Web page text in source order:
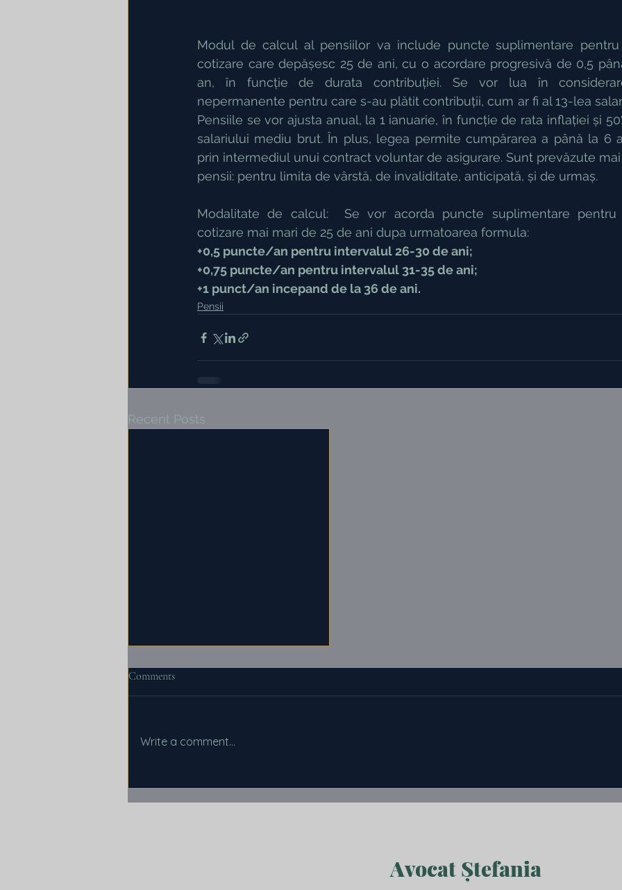
Modul de calcul al pensiilor va include puncte suplimentare
cotizare care depășesc 25 de ani, cu o acordare progresivă de 0,5
an, în funcție de durata contribuției. Se vor lua în
nepermanente pentru care s-au plătit contribuții, cum ar fi al 13-lea
Pensiile se vor ajusta anual, la 1 ianuarie, în funcție de rata inflației și
salariului mediu brut. În plus, legea permite cumpărarea a până la 6
prin intermediul unui contract voluntar de asigurare. Sunt prevăzute
pensii: pentru limita de vârstă, de invaliditate, anticipată, și de urmaș.
Modalitate de calcul:  Se vor acorda puncte suplimentare pentru
cotizare mai mari de 25 de ani dupa urmatoarea formula:
+0,5 puncte/an pentru intervalul 26-30 de ani;
+0,75 puncte/an pentru intervalul 31-35 de ani;
+1 punct/an incepand de la 36 de ani.
Pensii
Recent Posts
Comments
Write a comment...
Avocat Ștefania